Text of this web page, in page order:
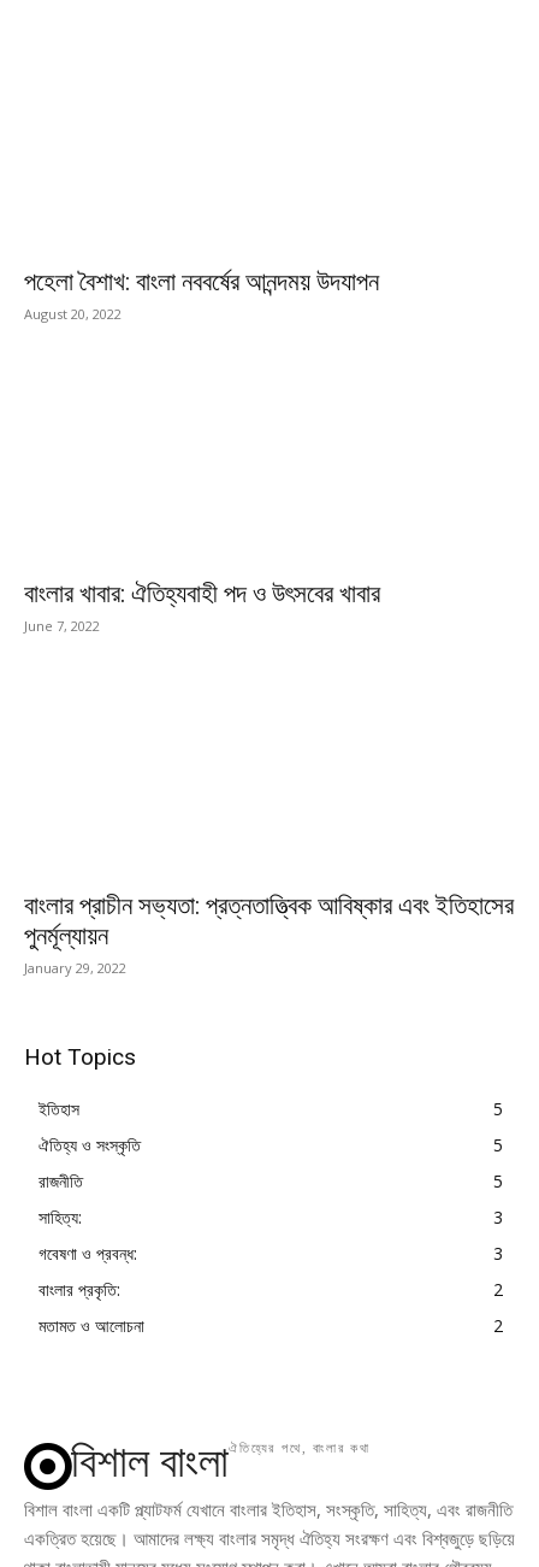
পহেলা বৈশাখ: বাংলা নববর্ষের আনন্দময় উদযাপন
August 20, 2022
বাংলার খাবার: ঐতিহ্যবাহী পদ ও উৎসবের খাবার
June 7, 2022
বাংলার প্রাচীন সভ্যতা: প্রত্নতাত্ত্বিক আবিষ্কার এবং ইতিহাসের
পুনর্মূল্যায়ন
January 29, 2022
Hot Topics
ইতিহাস
5
ঐতিহ্য ও সংস্কৃতি
5
রাজনীতি
5
সাহিত্য:
3
গবেষণা ও প্রবন্ধ:
3
বাংলার প্রকৃতি:
2
মতামত ও আলোচনা
2
বিশাল বাংলাঐতিহ্যের পথে, বাংলার কথা
বিশাল বাংলা একটি প্ল্যাটফর্ম যেখানে বাংলার ইতিহাস, সংস্কৃতি, সাহিত্য, এবং রাজনীতি
একত্রিত হয়েছে। আমাদের লক্ষ্য বাংলার সমৃদ্ধ ঐতিহ্য সংরক্ষণ এবং বিশ্বজুড়ে ছড়িয়ে